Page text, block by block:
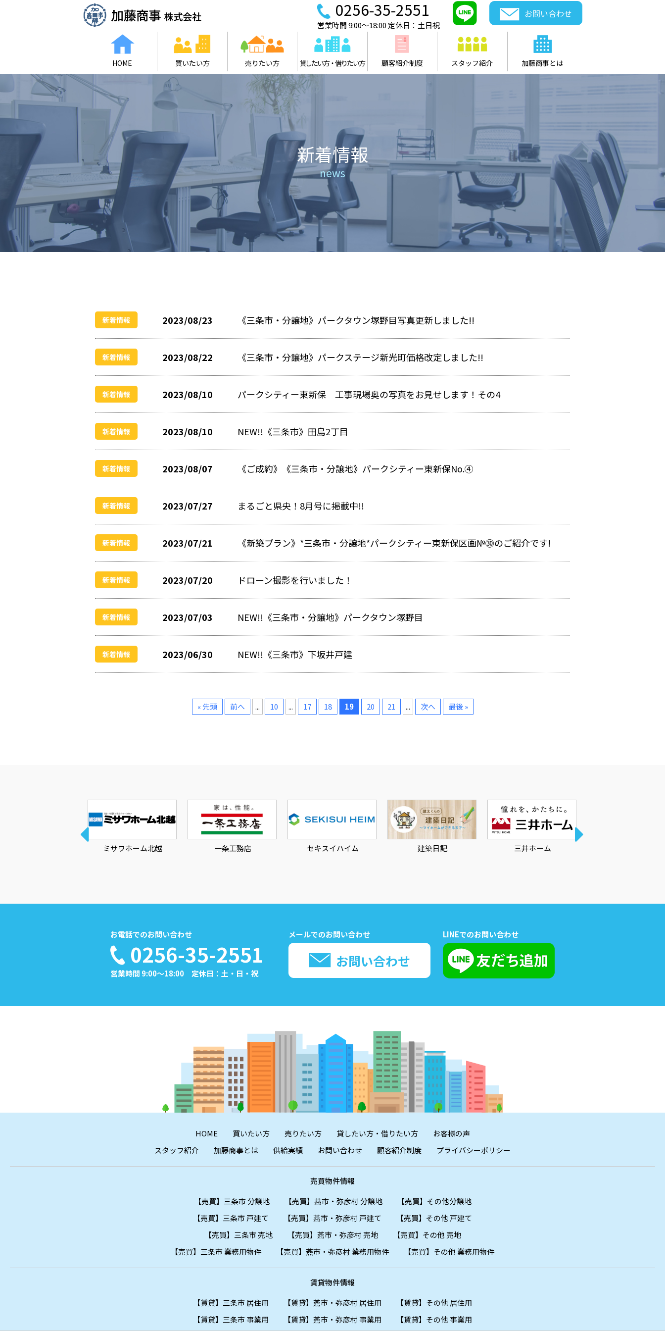
0256-35-2551
営業時間 9:00～18:00 定休日：土日祝
お問い合わせ
HOME 買いたい方 売りたい方 貸したい方・借りたい方 顧客紹介制度 スタッフ紹介 加藤商事とは
新着情報
news
新着情報 2023/08/23 《三条市・分譲地》パークタウン塚野目写真更新しました!!
新着情報 2023/08/22 《三条市・分譲地》パークステージ新光町価格改定しました!!
新着情報 2023/08/10 パークシティー東新保 工事現場奥の写真をお見せします！その4
新着情報 2023/08/10 NEW!!《三条市》田島2丁目
新着情報 2023/08/07 《ご成約》《三条市・分譲地》パークシティー東新保No.④
新着情報 2023/07/27 まるごと県央！8月号に掲載中!!
新着情報 2023/07/21 《新築プラン》*三条市・分譲地*パークシティー東新保区画№㉚のご紹介です!
新着情報 2023/07/20 ドローン撮影を行いました！
新着情報 2023/07/03 NEW!!《三条市・分譲地》パークタウン塚野目
新着情報 2023/06/30 NEW!!《三条市》下坂井戸建
« 先頭 前へ ... 10 ... 17 18 19 20 21 ... 次へ 最後 »
ミサワホーム北越 一条工務店 セキスイハイム 建築日記 三井ホーム
お電話でのお問い合わせ
0256-35-2551
営業時間 9:00～18:00 定休日：土・日・祝
メールでのお問い合わせ
お問い合わせ
LINEでのお問い合わせ
HOME 買いたい方 売りたい方 貸したい方・借りたい方
お客様の声
スタッフ紹介
加藤商事とは 供給実績 お問い合わせ 顧客紹介制度 プライバシーポリシー
売買物件情報
【売買】三条市 分譲地
【売買】燕市・弥彦村 分譲地
【売買】その他分譲地
【売買】三条市 戸建て
【売買】燕市・弥彦村 戸建て
【売買】その他 戸建て
【売買】三条市 売地
【売買】燕市・弥彦村 売地
【売買】その他 売地
【売買】三条市 業務用物件
【売買】燕市・弥彦村 業務用物件 【売買】その他 業務用物件
賃貸物件情報
【賃貸】三条市 居住用
【賃貸】燕市・弥彦村 居住用
【賃貸】その他 居住用
【賃貸】三条市 事業用
【賃貸】燕市・弥彦村 事業用 【賃貸】その他 事業用